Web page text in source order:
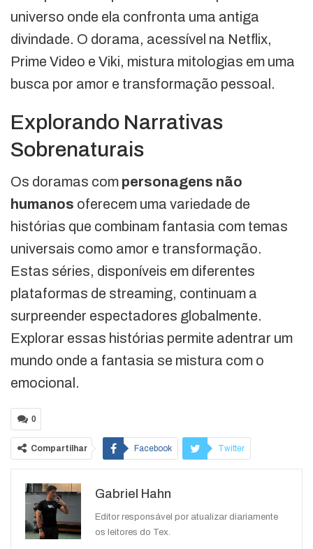
universo onde ela confronta uma antiga
divindade. O dorama, acessível na Netflix,
Prime Video e Viki, mistura mitologias em uma
busca por amor e transformação pessoal.
Explorando Narrativas
Sobrenaturais
Os doramas com personagens não
humanos oferecem uma variedade de
histórias que combinam fantasia com temas
universais como amor e transformação.
Estas séries, disponíveis em diferentes
plataformas de streaming, continuam a
surpreender espectadores globalmente.
Explorar essas histórias permite adentrar um
mundo onde a fantasia se mistura com o
emocional.
0
Compartilhar Facebook Twitter
WhatsApp
Gabriel Hahn
Editor responsável por atualizar diariamente
os leitores do Tex.